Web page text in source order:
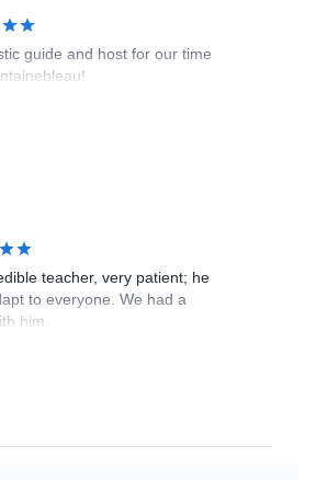
guide and host for our time
teacher, very patient; he
to everyone. We had a
him.